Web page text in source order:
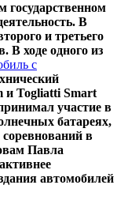
государственном
В
и третьего
В ходе одного из
с
и Togliatti Smart
участие в
батареях,
в
Павла
автомобилей